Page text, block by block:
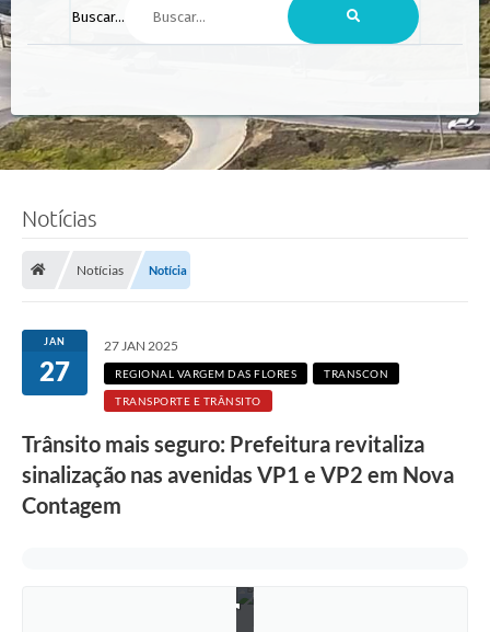
Buscar...
Notícias
Notícias Notícia
JAN
27
27 JAN 2025
REGIONAL VARGEM DAS FLORES TRANSCON
TRANSPORTE E TRÂNSITO
Trânsito mais seguro: Prefeitura revitaliza
sinalização nas avenidas VP1 e VP2 em Nova
Contagem
F
u